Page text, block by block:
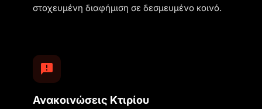
στοχευμένη διαφήμιση σε δεσμευμένο κοινό.
Ανακοινώσεις Κτιρίου